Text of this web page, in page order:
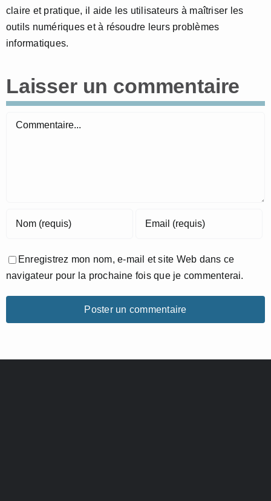
claire et pratique, il aide les utilisateurs à maîtriser les
outils numériques et à résoudre leurs problèmes
informatiques.
Laisser un commentaire
Commentaire
Enregistrez mon nom, e-mail et site Web dans ce
navigateur pour la prochaine fois que je commenterai.